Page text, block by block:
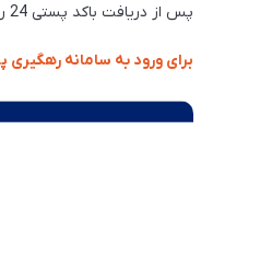
پس از دریافت باکد پستی 24 رقمی می توانید با وارد کردن بارکد پستی خود در سامانه شرکت ملی پست از موقعیت محصول خود آگاه شوید.
برای ورود به سامانه رهگیری